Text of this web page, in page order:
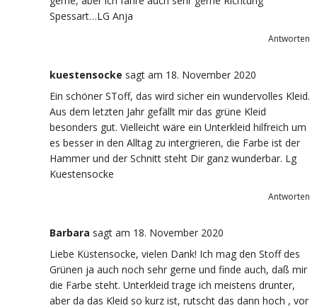
Spessart…LG Anja
Antworten
kuestensocke sagt am 18. November 2020
Ein schöner SToff, das wird sicher ein wundervolles Kleid.
Aus dem letzten Jahr gefällt mir das grüne Kleid
besonders gut. Vielleicht wäre ein Unterkleid hilfreich um
es besser in den Alltag zu intergrieren, die Farbe ist der
Hammer und der Schnitt steht Dir ganz wunderbar. Lg
Kuestensocke
Antworten
Barbara sagt am 18. November 2020
Liebe Küstensocke, vielen Dank! Ich mag den Stoff des
Grünen ja auch noch sehr gerne und finde auch, daß mir
die Farbe steht. Unterkleid trage ich meistens drunter,
aber da das Kleid so kurz ist, rutscht das dann hoch , vor